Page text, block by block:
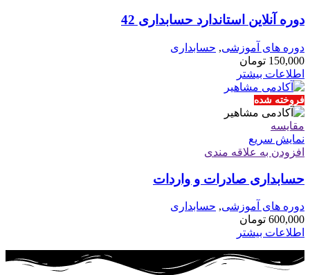
دوره آنلاین استاندارد حسابداری 42
دوره های آموزشی, حسابداری
150,000 تومان
اطلاعات بیشتر
فروخته شده
مقايسه
نمایش سریع
افزودن به علاقه مندی
حسابداری صادرات و واردات
دوره های آموزشی, حسابداری
600,000 تومان
اطلاعات بیشتر